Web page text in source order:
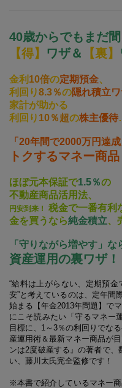
40歳からでもまだ間
【得】 ワザ＆ 【裏】
金利 10倍の定期預金、
利回り8.3％の隠れ積立
家計が助かる
利回り 10％超の株主優待
「20年間で2000万円達
トクするマネー商品
ほぼ元本保証で1.5％の
不動産商品活用法、
円安到来！ 税金で一番有利
金を買うなら純金積立、
「守りながら増やす」な
資産運用の裏ワザ！
“給料は上がらない、定期預
安”と考えているのは、定年間
始まる【年金2013年問題】で
にこそ読みたい「守るマネー
目標に、1～3％の利回りでな
産運用術＆最新マネー商品が
ンは2度破産する』の著者で
い、藤川太氏完全監修です！
※本書で紹介しているマネー